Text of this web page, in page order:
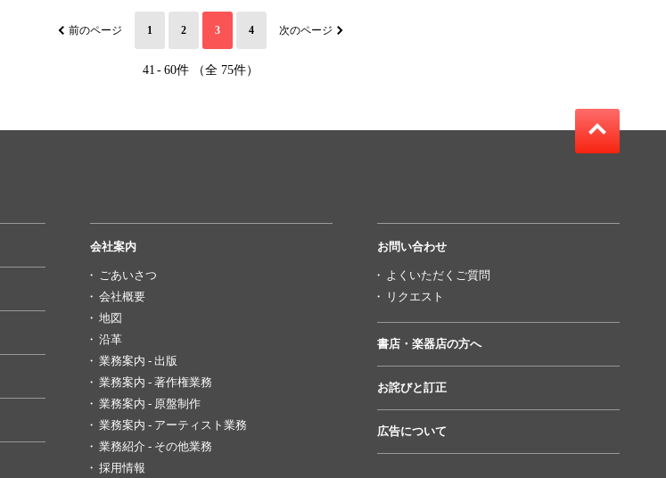
前のページ 1 2 3 4 次のページ
41 - 60件 （全 75件）
会社案内
ごあいさつ
会社概要
地図
沿革
業務案内 - 出版
業務案内 - 著作権業務
業務案内 - 原盤制作
業務案内 - アーティスト業務
業務紹介 - その他業務
採用情報
お問い合わせ
よくいただくご質問
リクエスト
書店・楽器店の方へ
お詫びと訂正
広告について